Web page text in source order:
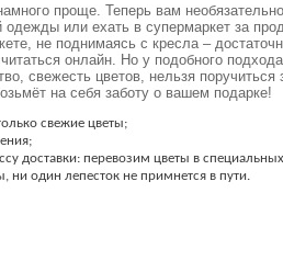
проще. Теперь вам
одежды или ехать в супермаркет за
не поднимаясь с кресла –
онлайн. Но у подобного
свежесть цветов, нельзя поручиться
на себя заботу о вашем подарке!
свежие цветы;
доставки: перевозим цветы в специальных
один лепесток не примнется в пути.